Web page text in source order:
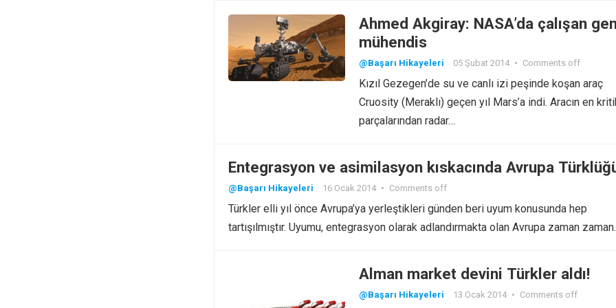
Ahmed Akgiray: NASA’da çalışan
mühendis
@Başarı Hikayeleri 05 Şubat 2014 • Comments off
Kızıl Gezegen’de su ve canlı izi peşinde koşan araç
Cruosity (Meraklı) geçen yıl Mars’a indi. Aracın en
parçalarından radar…
Entegrasyon ve asimilasyon kıskacında Avrupa
@Başarı Hikayeleri 16 Ocak 2014 • Comments off
Türkler elli yıl önce Avrupa’ya yerleştikleri günden beri uyum konusunda hep
tartışılmıştır. Uyumu, entegrasyon olarak adlandırmakta olan Avrupa zaman
Alman market devini Türkler aldı!
@Başarı Hikayeleri 13 Ocak 2014 • Comments off